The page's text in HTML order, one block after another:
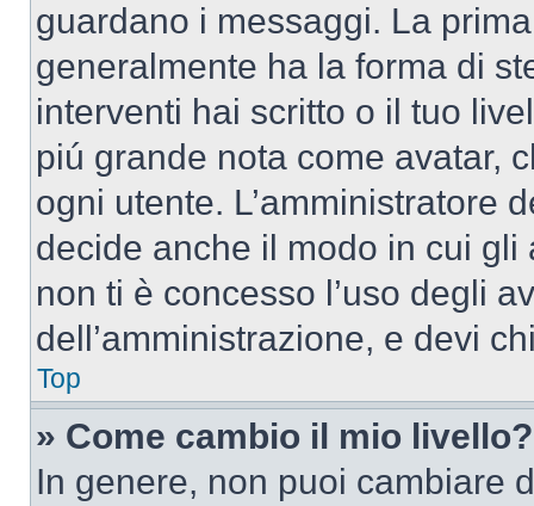
guardano i messaggi. La
generalmente ha la forma di
interventi hai scritto o il tuo
piú grande nota come avatar,
ogni utente. L’amministratore
decide anche il modo in cui
non ti è concesso l’uso degli
dell’amministrazione, e devi
Top
» Come cambio il mio livello?
In genere, non puoi cambiare